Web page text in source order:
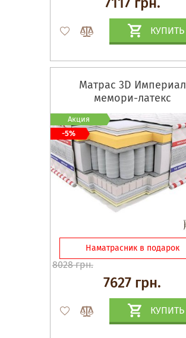
КУПИТЬ
Матрас 3D Империал
мемори-латекс
Наматрасник в подарок
8028 грн.
7627 грн.
КУПИТЬ
Акция
-5%